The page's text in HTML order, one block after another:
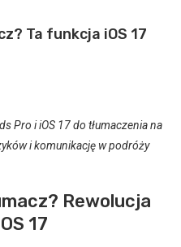
Ta funkcja iOS 17
Pro i iOS 17 do tłumaczenia na
i komunikację w podróży
Rewolucja
17